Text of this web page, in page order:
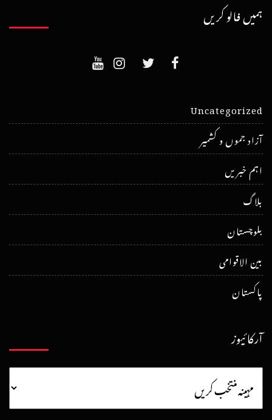
ہمیں فالو کریں
Uncategorized
آزاد جموں و کشمیر
اہم خبریں
بلاگ
بلوچستان
بین الاقوامی
پاکستان
آرکائیوز